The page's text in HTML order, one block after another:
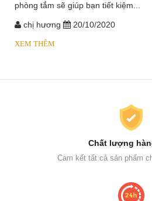
phòng tắm sẽ giúp bạn tiết kiệm...
chị hương 20/10/2020
XEM THÊM
Chất lượng
Cam kết tất cả sản phẩm